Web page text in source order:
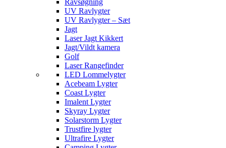
Ravsøgning
UV Ravlygter
UV Ravlygter – Sæt
Jagt
Laser Jagt Kikkert
Jagt/Vildt kamera
Golf
Laser Rangefinder
LED Lommelygter
Acebeam Lygter
Coast Lygter
Imalent Lygter
Skyray Lygter
Solarstorm Lygter
Trustfire lygter
Ultrafire Lygter